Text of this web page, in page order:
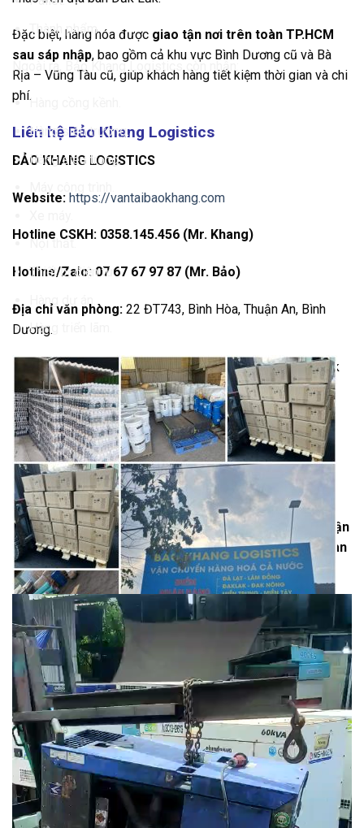
Thành phẩm.
Ngoài ra, Bảo Khang Logistics còn nhận:
Hàng cồng kềnh.
Hàng siêu trường.
Hàng siêu trọng.
Nội thất.
Thiết bị điện tử.
Hàng dự án.
Hàng triển lãm.
xe chuyển hàng từ Quảng Phú Đắk Lắk về TPHCM
Tuyến đường vận chuyển Quảng Phú Đắk Lắk đi
TP.HCM
Để đảm bảo hàng hóa đến nơi nhanh chóng, đội xe của Bảo
Khang Logistics khai thác tuyến vận chuyển ổn định mỗi
Đặc biệt, hàng hóa được giao tận nơi trên toàn TP.HCM
sau sáp nhập, bao gồm cả khu vực Bình Dương cũ và Bà
Rịa – Vũng Tàu cũ, giúp khách hàng tiết kiệm thời gian và chi
phí.
Liên hệ Bảo Khang Logistics
BẢO KHANG LOGISTICS
Website: https://vantaibaokhang.com
Hotline CSKH: 0358.145.456 (Mr. Khang)
Hotline/Zalo: 07 67 67 97 87 (Mr. Bảo)
Địa chỉ văn phòng: 22 ĐT743, Bình Hòa, Thuận An, Bình
Dương.
Kho Đắk Lắk:Đường Mười Tháng Ba, Buôn Ma Thuột, Đắk
Lắk.
Kho TP.HCM:
60/1A Huỳnh Thị Na, Đông Thạnh, Hóc Môn.
58/2A Quốc lộ 1A, Bà Điểm.
Bảo Khang Logistics – Xe chạy hai chiều mỗi ngày, nhận
ghép hàng giá rẻ, giao tận nơi toàn TP.HCM, cam kết an
toàn – đúng hẹn – chi phí tối ưu.
Trình
chơi
Video